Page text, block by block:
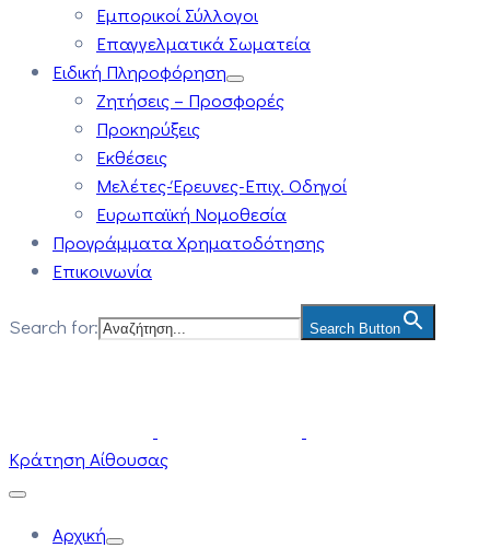
Εμπορικοί Σύλλογοι
Επαγγελματικά Σωματεία
Ειδική Πληροφόρηση
Ζητήσεις – Προσφορές
Προκηρύξεις
Εκθέσεις
Μελέτες-Έρευνες-Επιχ. Οδηγοί
Ευρωπαϊκή Νομοθεσία
Προγράμματα Χρηματοδότησης
Επικοινωνία
Search for: Search Button
Κράτηση Αίθουσας
Αρχική